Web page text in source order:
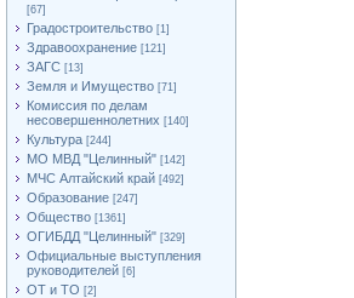
[67]
Градостроительство [1]
Здравоохранение [121]
ЗАГС [13]
Земля и Имущество [71]
Комиссия по делам
несовершеннолетних [140]
Культура [244]
МО МВД "Целинный" [142]
МЧС Алтайский край [492]
Образование [247]
Общество [1361]
ОГИБДД "Целинный" [329]
Официальные выступления
руководителей [6]
ОТ и ТО [2]